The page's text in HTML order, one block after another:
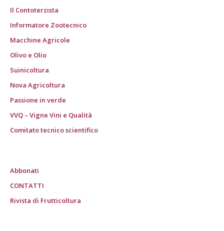
Il Contoterzista
Informatore Zootecnico
Macchine Agricole
Olivo e Olio
Suinicoltura
Nova Agricoltura
Passione in verde
VVQ – Vigne Vini e Qualità
Comitato tecnico scientifico
Abbonati
CONTATTI
Rivista di Frutticoltura